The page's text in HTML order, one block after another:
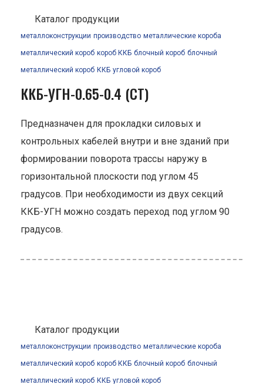
Каталог продукции
металлоконструкции производство металлические короба
металлический короб короб ККБ блочный короб блочный
металлический короб ККБ угловой короб
ККБ-УГН-0.65-0.4 (СТ)
Предназначен для прокладки силовых и
контрольных кабелей внутри и вне зданий при
формировании поворота трассы наружу в
горизонтальной плоскости под углом 45
градусов. При необходимости из двух секций
ККБ-УГН можно создать переход под углом 90
градусов.
Каталог продукции
металлоконструкции производство металлические короба
металлический короб короб ККБ блочный короб блочный
металлический короб ККБ угловой короб